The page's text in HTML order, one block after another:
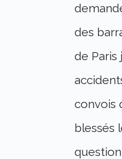
des
de Paris
convois
blessés